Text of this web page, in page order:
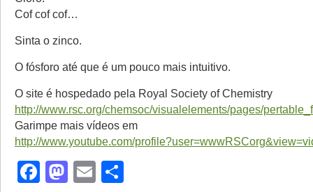
Cof cof cof…
Sinta o zinco.
O fósforo até que é um pouco mais intuitivo.
O site é hospedado pela Royal Society of Chemistry
http://www.rsc.org/chemsoc/visualelements/pages/
Garimpe mais vídeos em
http://www.youtube.com/
Facebook
Mastodon
Email